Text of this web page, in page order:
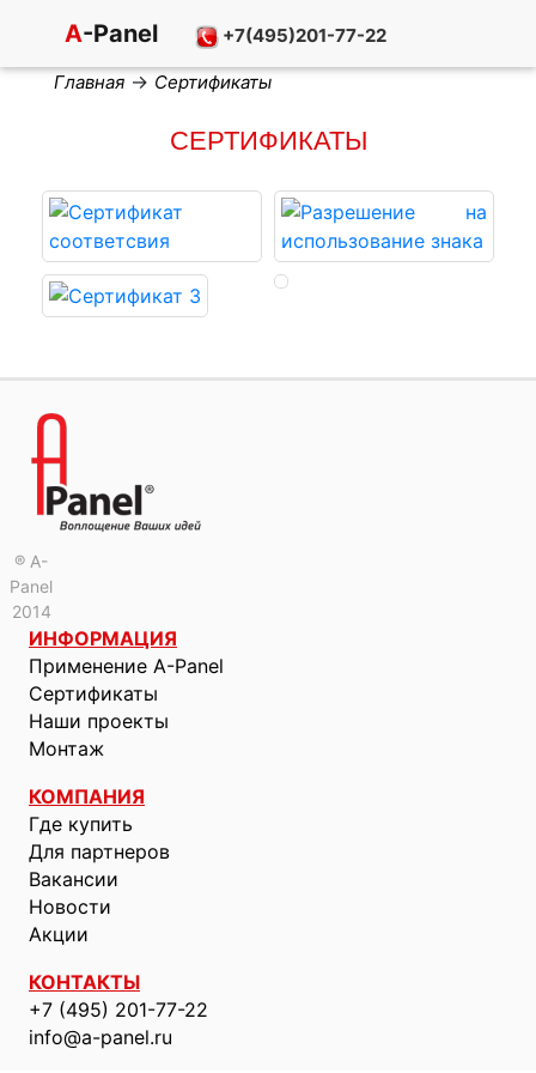
A-Panel +7(495)201-77-22
Главная → Сертификаты
СЕРТИФИКАТЫ
® A-
Panel
2014
ИНФОРМАЦИЯ
Применение A-Panel
Сертификаты
Наши проекты
Монтаж
КОМПАНИЯ
Где купить
Для партнеров
Вакансии
Новости
Акции
КОНТАКТЫ
+7 (495) 201-77-22
info@a-panel.ru